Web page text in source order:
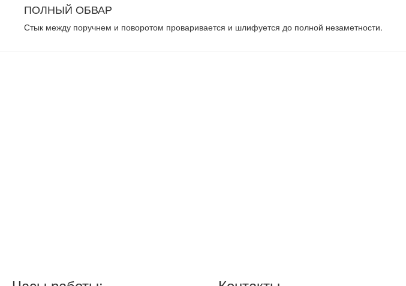
ПОЛНЫЙ ОБВАР
Стык между поручнем и поворотом проваривается и шлифуется до полной незаметности.